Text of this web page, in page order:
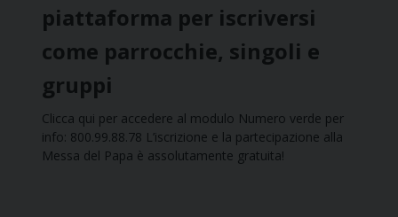
piattaforma per iscriversi
come parrocchie, singoli e
gruppi
Clicca qui per accedere al modulo Numero verde per
info: 800.99.88.78 L’iscrizione e la partecipazione alla
Messa del Papa è assolutamente gratuita!